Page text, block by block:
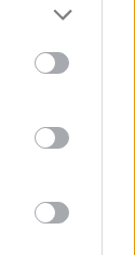
Google
may click to
tags to
Google
a
főleg a
ha
mint a
sokszínű,
de